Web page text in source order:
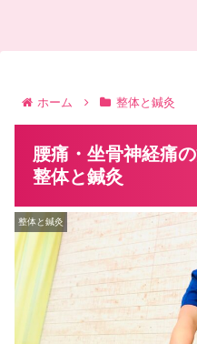
ホーム 整体と鍼灸
腰痛・坐骨神経痛
整体と鍼灸
整体と鍼灸